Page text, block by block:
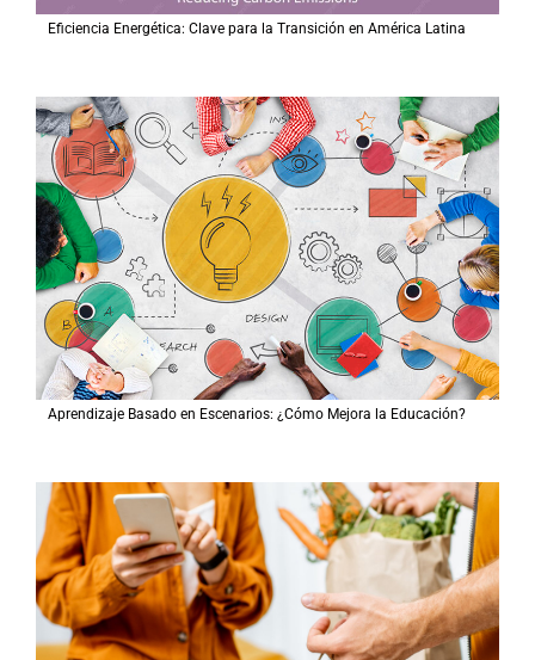
Eficiencia Energética: Clave para la Transición en América Latina
Aprendizaje Basado en Escenarios: ¿Cómo Mejora la Educación?